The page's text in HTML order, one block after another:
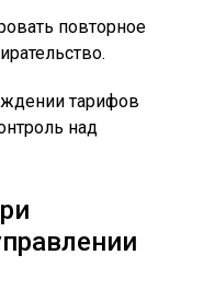
повторное
тарифов
над